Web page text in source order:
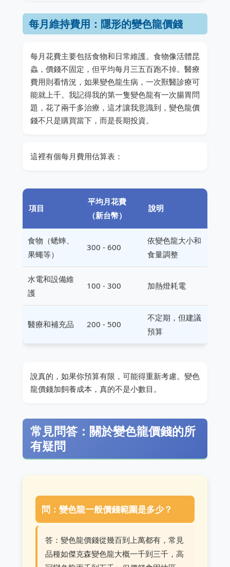
每月維持費用：隱形的變色龍價錢
每月花費主要包括食物和日常維護。食物像活體昆
蟲，價錢不固定，但平均每月三五百跑不掉。醫療
費用則看情況，如果變色龍生病，一次獸醫診療可
能就上千。我記得我的第一隻變色龍有一次腸胃問
題，花了兩千多治療，這才讓我意識到，變色龍價
錢不只是購買當下，而是長期投資。
這裡有個每月費用估算表：
項目
平均月花費
（新台幣）
說明
食物（蟋蟀、
果蠅等）
300 - 600
依變色龍大小和
食量調整
水電和設備維
護
100 - 300 加熱燈耗電
醫療和補充品 200 - 500
不定期，但建議
預算
說真的，如果你預算有限，可能得重新考慮。變色
龍價錢加飼養成本，真的不是小數目。
常見問答：關於變色龍價錢的所
有疑問
問：變色龍一般價錢範圍是多少？
答：變色龍價錢從幾百到上萬都有，常見
品種如傑克森變色龍大概一千到三千，高